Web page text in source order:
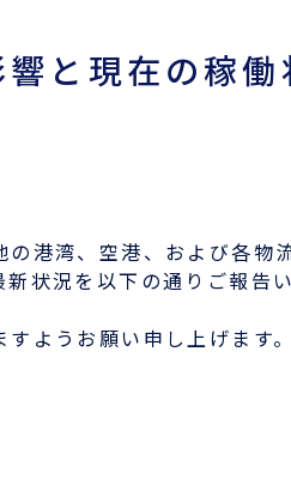
載貨物トレース
グインはこちら
規登録はこちら
と現在の稼
港湾、空港、および各物
状況を以下の通りご報告
すようお願い申し上げま